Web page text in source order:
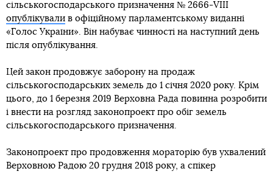
сільськогосподарського призначення № 2666-VIII
опублікували в офіційному парламентському виданні
«Голос України». Він набуває чинності на наступний день
після опублікування.
Цей закон продовжує заборону на продаж
сільськогосподарських земель до 1 січня 2020 року. Крім
цього, до 1 березня 2019 Верховна Рада повинна розробити
і внести на розгляд законопроект про обіг земель
сільськогосподарського призначення.
Законопроект про продовження мораторію був ухвалений
Верховною Радою 20 грудня 2018 року, а спікер